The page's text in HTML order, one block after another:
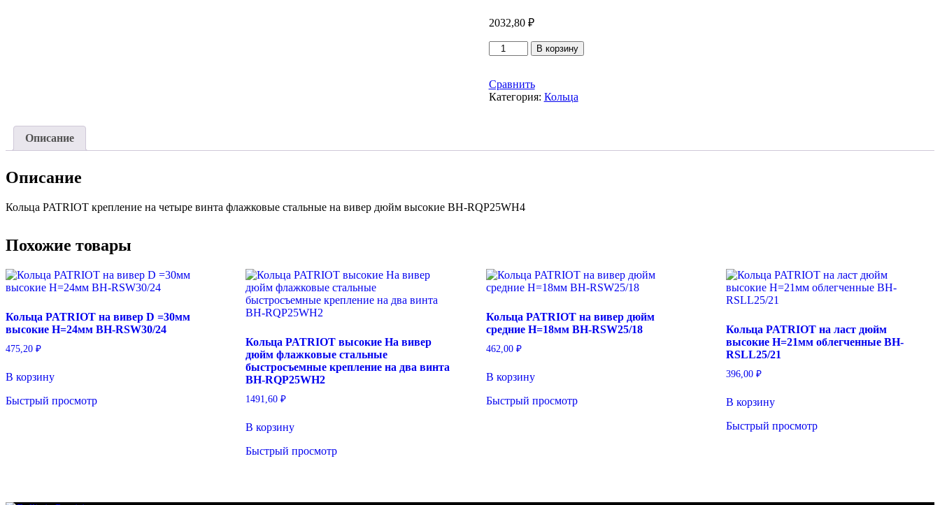
2032,80 ₽
Количество
товара
PATRIOT
крепление
высокие
В корзину
Сравнить
Категория: Кольца
Описание
Описание
Кольца PATRIOT крепление на четыре винта флажковые стальные на вивер дюйм высокие BH-RQP25WH4
Похожие товары
Кольца PATRIOT на вивер D =30мм
высокие Н=24мм BH-RSW30/24
475,20 ₽
В корзину
Быстрый просмотр
Кольца PATRIOT высокие На вивер
дюйм флажковые стальные
быстросъемные крепление на два винта
BH-RQP25WH2
1491,60₽
В корзину
Быстрый просмотр
Кольца PATRIOT на вивер дюйм
средние Н=18мм BH-RSW25/18
462,00 ₽
В корзину
Быстрый просмотр
Кольца PATRIOT на ласт дюйм
высокие H=21мм облегченные BH-
RSLL25/21
396,00 ₽
В корзину
Быстрый просмотр